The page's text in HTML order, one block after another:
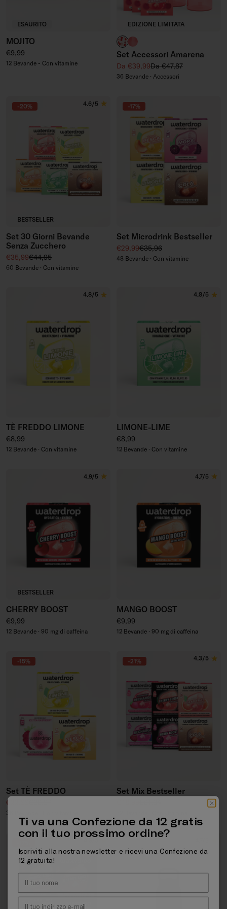
ESAURITO
MOJITO
Prezzo regolare
€9,99
12 Bevande - Con vitamine
EDIZIONE LIMITATA
Bottiglia in Vetro
Bicchieri con Scanalatura
Set Accessori Amarena
Prezzo di vendita
Da €39,99Prezzo regolare
Da €47,87
36 Bevande · Accessori
-20%
BESTSELLER
4.6/5
Set 30 Giorni Bevande
Senza Zucchero
Prezzo di vendita
€35,99Prezzo regolare
€44,95
60 Bevande · Con vitamine
-17%
Set Microdrink Bestseller
Prezzo di vendita
€29,99Prezzo regolare
€35,96
48 Bevande · Con vitamine
4.8/5
TÈ FREDDO LIMONE
Prezzo regolare
€8,99
12 Bevande · Con vitamine
4.8/5
LIMONE-LIME
Prezzo regolare
€8,99
12 Bevande · Con vitamine
BESTSELLER
4.9/5
CHERRY BOOST
Prezzo regolare
€9,99
12 Bevande · 90 mg di caffeina
4.7/5
MANGO BOOST
Prezzo regolare
€9,99
12 Bevande · 90 mg di caffeina
-15%
Set TÈ FREDDO
Prezzo di vendita
€22,99
36 Bevande · Con vitamine
-21% 4.3/5
Set Mix Bestseller
Ti va una Confezione da 12 gratis
con il tuo prossimo ordine?
Iscriviti alla nostra newsletter e ricevi una Confezione da
12 gratuita!